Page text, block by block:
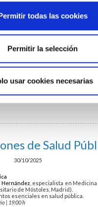
todas las cookies
Permitir la selección
usar cookies necesarias
del diagnóstico
30/10/2025
sexual: actualización
, microbióloga y coordinadora
| 19:00 h
de Salud
30/10/2025
Hernández , especialista en
de Móstoles, Madrid).
esenciales en salud pública.
| 19:00 h